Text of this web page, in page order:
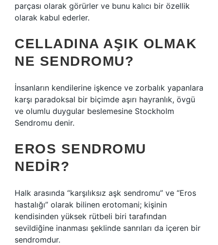
parçası olarak görürler ve bunu kalıcı bir özellik
olarak kabul ederler.
CELLADINA AŞIK OLMAK
NE SENDROMU?
İnsanların kendilerine işkence ve zorbalık yapanlara
karşı paradoksal bir biçimde aşırı hayranlık, övgü
ve olumlu duygular beslemesine Stockholm
Sendromu denir.
EROS SENDROMU
NEDIR?
Halk arasında “karşılıksız aşk sendromu” ve “Eros
hastalığı” olarak bilinen erotomani; kişinin
kendisinden yüksek rütbeli biri tarafından
sevildiğine inanması şeklinde sanrıları da içeren bir
sendromdur.